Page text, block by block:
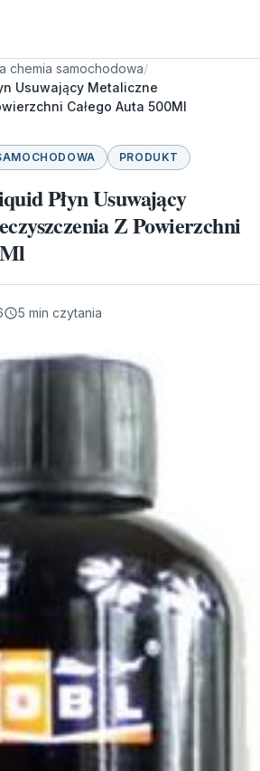
chemia samochodowa/
Usuwający Metaliczne
Całego Auta 500Ml
PRODUKT
Płyn Usuwający
Z Powierzchni
5 min czytania